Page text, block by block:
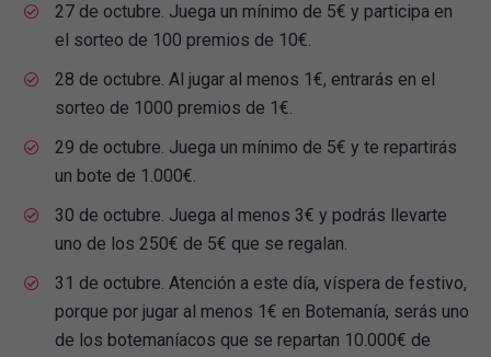
27 de octubre. Juega un mínimo de 5€ y participa en
el sorteo de 100 premios de 10€.
28 de octubre. Al jugar al menos 1€, entrarás en el
sorteo de 1000 premios de 1€.
29 de octubre. Juega un mínimo de 5€ y te repartirás
un bote de 1.000€.
30 de octubre. Juega al menos 3€ y podrás llevarte
uno de los 250€ de 5€ que se regalan.
31 de octubre. Atención a este día, víspera de festivo,
porque por jugar al menos 1€ en Botemanía, serás uno
de los botemaníacos que se repartan 10.000€ de